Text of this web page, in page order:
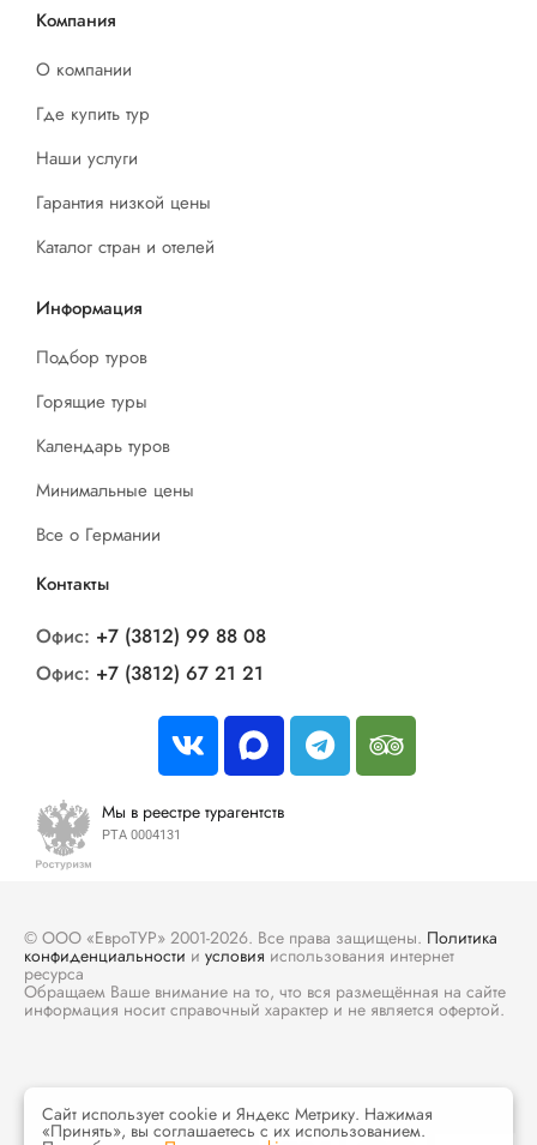
Компания
О компании
Где купить тур
Наши услуги
Гарантия низкой цены
Каталог стран и отелей
Информация
Подбор туров
Горящие туры
Календарь туров
Минимальные цены
Все о Германии
Контакты
Офис: +7 (3812) 99 88 08
Офис: +7 (3812) 67 21 21
Мы в реестре турагентств
РТА 0004131
© ООО «ЕвроТУР» 2001-2026. Все права защищены. Политика
конфиденциальности и условия использования интернет
ресурса
Обращаем Ваше внимание на то, что вся размещённая на сайте
информация носит справочный характер и не является офертой.
Сайт использует cookie и Яндекс Метрику. Нажимая
«Принять», вы соглашаетесь с их использованием.